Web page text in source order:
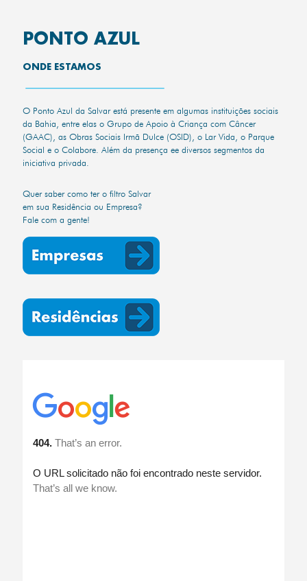
PONTO AZUL
ONDE ESTAMOS
O Ponto Azul da Salvar está presente em algumas instituições sociais
da Bahia, entre elas o Grupo de Apoio à Criança com Câncer
(GAAC), as Obras Sociais Irmã Dulce (OSID), o Lar Vida, o Parque
Social e o Colabore. Além da presença ee diversos segmentos da
iniciativa privada.
Quer saber como ter o filtro Salvar
em sua Residência ou Empresa?
Fale com a gente!